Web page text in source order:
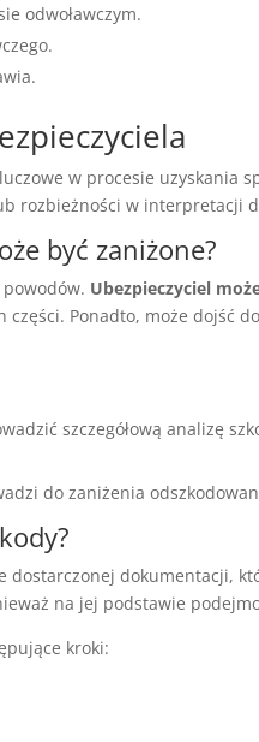
odwoławczym.
w procesie uzyskania
rozbieżności w interpretacji
być zaniżone?
Ubezpieczyciel
Ponadto, może dojść
szczegółową analizę
do zaniżenia
dostarczonej dokumentacji,
na jej podstawie
kroki: